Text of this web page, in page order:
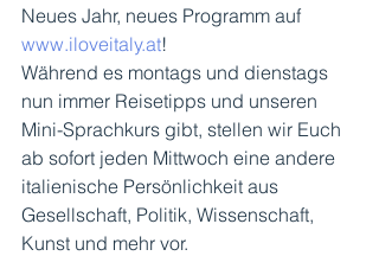
Neues Jahr, neues Programm auf
www.iloveitaly.at!
Während es montags und dienstags
nun immer Reisetipps und unseren
Mini-Sprachkurs gibt, stellen wir Euch
ab sofort jeden Mittwoch eine andere
italienische Persönlichkeit aus
Gesellschaft, Politik, Wissenschaft,
Kunst und mehr vor.